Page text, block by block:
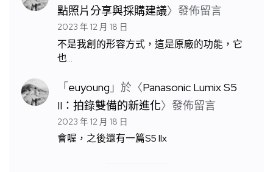
點照片分享與採購建議〉發佈留言
2023 年 12 月 18 日
不是我創的形容方式，這是原廠的功能，它
也…
「euyoung 」於〈Panasonic Lumix S5
II：拍錄雙備的新進化〉發佈留言
2023 年 12 月 18 日
會喔，之後還有一篇S5 IIx